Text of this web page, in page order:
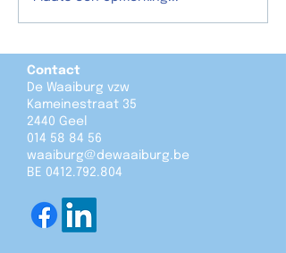
Contact
De Waaiburg vzw
Kameinestraat 35
2440 Geel
014 58 84 56
waaiburg@dewaaiburg.be
BE 0412.792.804